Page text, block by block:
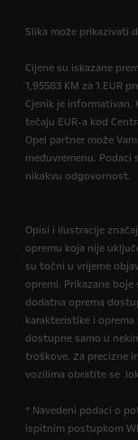
Slika može prikazivati
Cijene su iskazane
1,95583 KM za 1 EUR
Cjenik je informativan.
tečaju EUR-a kod
Opel partner može
međuvremenu.
nikakvu odgovornost.
Opisi i ilustracije
opremu koja nije
su točni u vrijeme
opremi. Prikazane
dodatna oprema
karakteristike i
dostupne samo u
troškove. Za precizne
vozilima obratite se
* Navedeni podaci o
ispitnim postupkom